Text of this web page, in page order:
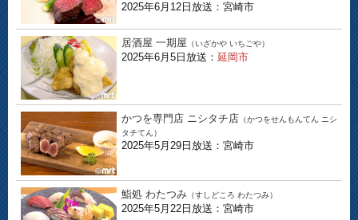
2025年6月12日放送：宮崎市
居酒屋 一期屋 （いざかや いちごや）
2025年6月5日放送： 延岡市
かつを専門店 ニシタチ店 （かつをせんもんてん ニシ
タチてん）
2025年5月29日放送：宮崎市
鮨処 わたつみ （すしどころ わたつみ）
2025年5月22日放送：宮崎市